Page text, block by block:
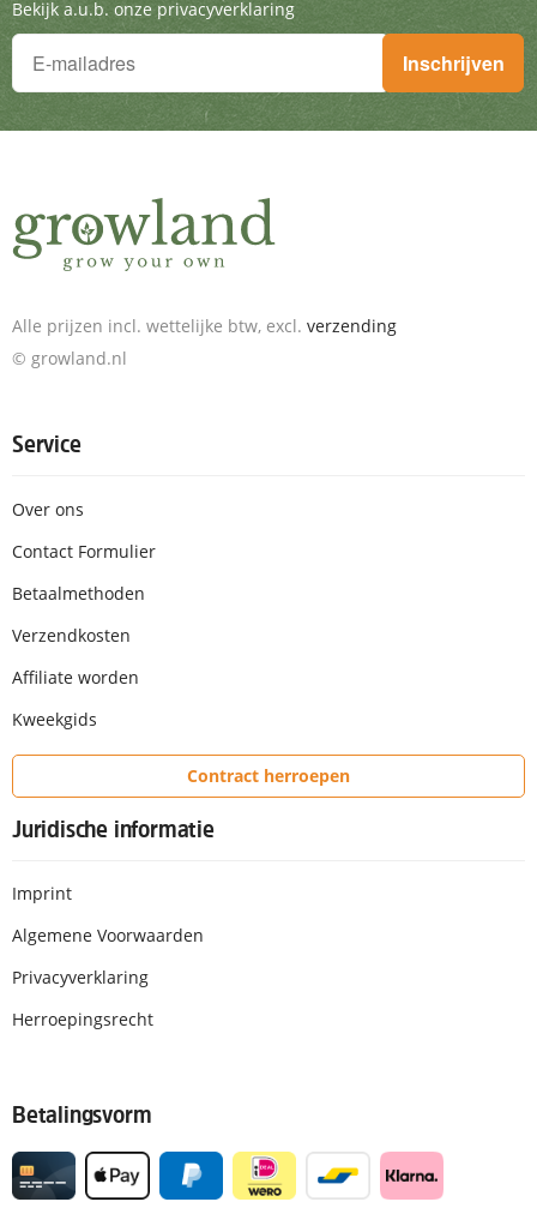
Bekijk a.u.b. onze privacyverklaring
Je wilt niets missen!
Schrijf je in voor de nieuwsbrief en ontvang geweldige
Inschrijven
Alle prijzen incl. wettelijke btw, excl. verzending
© growland.nl
Service
Over ons
Contact Formulier
Betaalmethoden
Verzendkosten
Affiliate worden
Kweekgids
Contract herroepen
Juridische informatie
Imprint
Algemene Voorwaarden
Privacyverklaring
Herroepingsrecht
Betalingsvorm